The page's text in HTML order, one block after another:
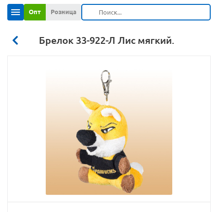
Опт Розница
Брелок 33-922-Л Лис мягкий.